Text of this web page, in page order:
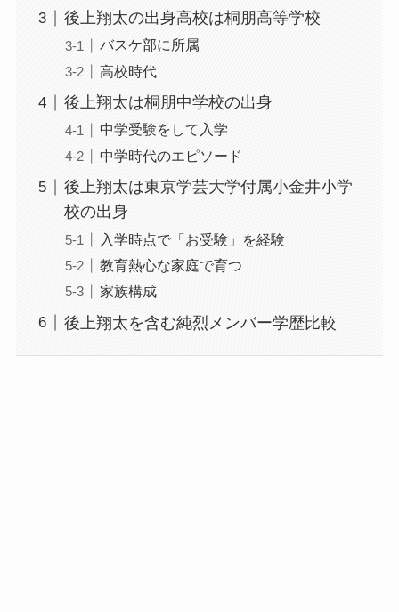
後上翔太の出身高校は桐朋高等学校
バスケ部に所属
高校時代
後上翔太は桐朋中学校の出身
中学受験をして入学
中学時代のエピソード
後上翔太は東京学芸大学付属小金井小学
校の出身
入学時点で「お受験」を経験
教育熱心な家庭で育つ
家族構成
後上翔太を含む純烈メンバー学歴比較